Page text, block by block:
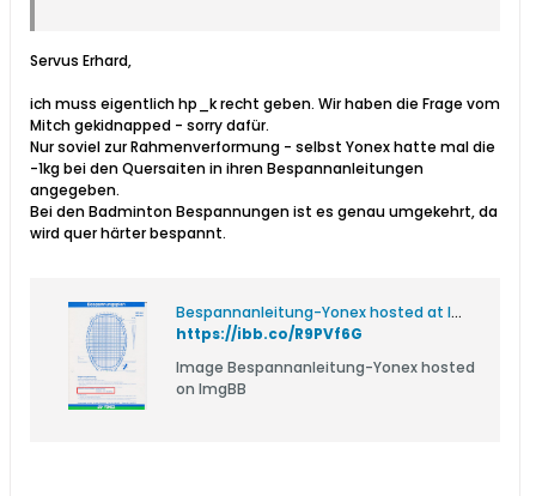
Servus Erhard,
ich muss eigentlich hp_k recht geben. Wir haben die Frage vom
Mitch gekidnapped - sorry dafür.
Nur soviel zur Rahmenverformung - selbst Yonex hatte mal die
-1kg bei den Quersaiten in ihren Bespannanleitungen
angegeben.
Bei den Badminton Bespannungen ist es genau umgekehrt, da
wird quer härter bespannt.
Bespannanleitung-Yonex hosted at ImgBB
https://ibb.co/R9PVf6G
Image Bespannanleitung-Yonex hosted
on ImgBB